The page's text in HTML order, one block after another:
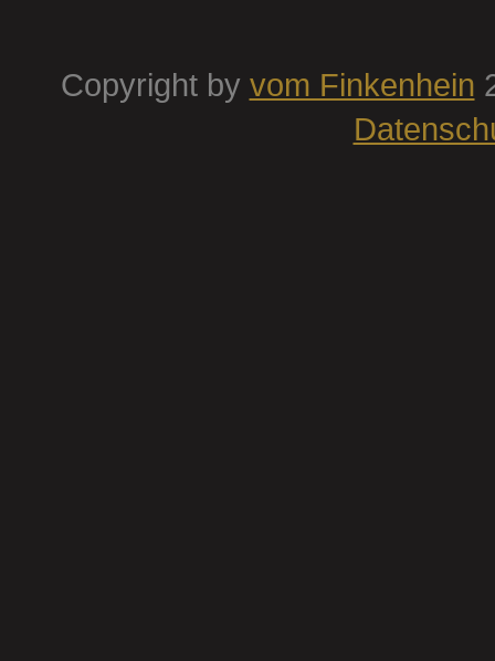
Copyright by vom Finkenhein